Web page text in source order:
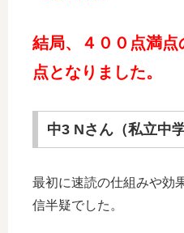
結局、４００点満
点となりました。
中3 Nさん（私立中学
最初に速読の仕組みや効
信半疑でした。